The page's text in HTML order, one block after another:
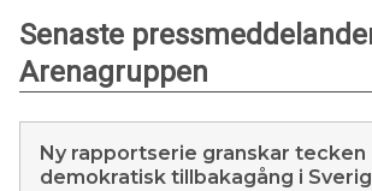
Senaste
Arenagruppen
Ny rapportserie granskar tecken
demokratisk tillbakagång i